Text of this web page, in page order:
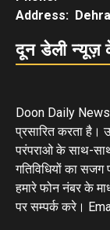
Address:
दून डेली न्यूज़
Doon Daily News
प्रसारित करता है।
परंपराओ के साथ-साथ
गतिविधियों का
हमारे फोन नंबर के
पर सम्पर्क करे।